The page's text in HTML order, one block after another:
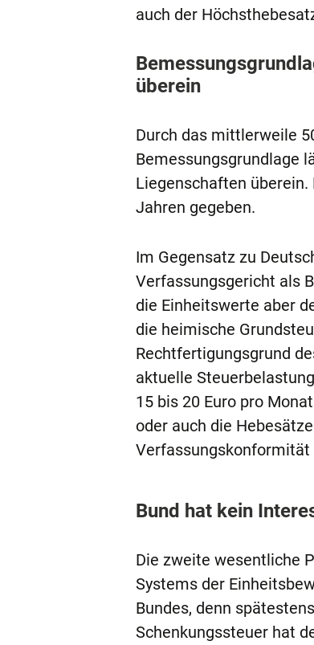
auch der
überein
Durch das mittlerweile
Bemessungsgrundlage
Liegenschaften
Jahren gegeben.
Im Gegensatz zu
Verfassungsgericht als
die Einheitswerte aber
die heimische
Rechtfertigungsgrund
aktuelle
15 bis 20 Euro pro
oder auch die
Verfassungskonformität
Bund hat kein
Die zweite wesentliche
Systems der
Bundes, denn
Schenkungssteuer hat